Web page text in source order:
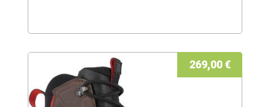
269,00 €